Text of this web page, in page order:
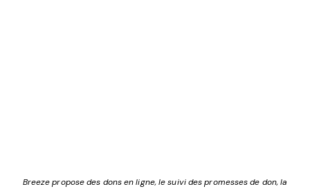
Breeze propose des dons en ligne, le suivi des promesses de don, la